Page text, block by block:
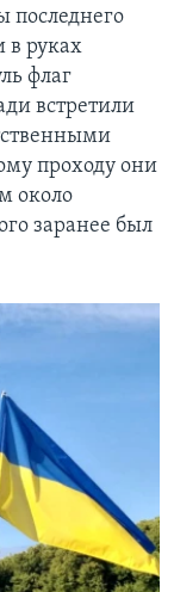
последнего
в руках
флаг
встретили
проходу они
около
заранее был